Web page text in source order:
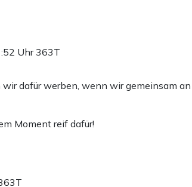
Uhr363T
dafür werben, wenn wir gemeinsam an
Moment reif dafür!